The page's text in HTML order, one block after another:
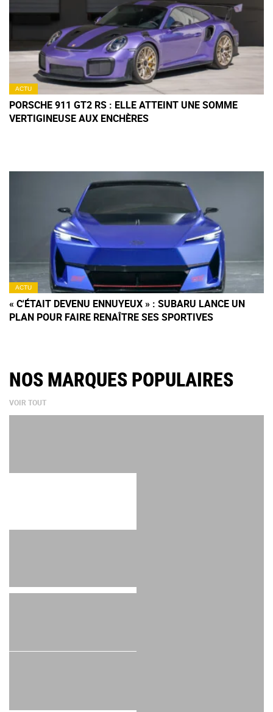
ACTU
PORSCHE 911 GT2 RS : ELLE ATTEINT UNE SOMME
VERTIGINEUSE AUX ENCHÈRES
ACTU
« C'ÉTAIT DEVENU ENNUYEUX » : SUBARU LANCE UN
PLAN POUR FAIRE RENAÎTRE SES SPORTIVES
NOS MARQUES POPULAIRES
VOIR TOUT